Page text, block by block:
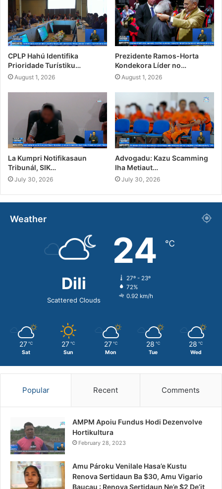
CPLP Hahú Identifika
Prioridade Turístiku…
August 1, 2026
Prezidente Ramos-Horta
Kondekora Líder no…
August 1, 2026
La Kumpri Notifikasaun
Tribunál, SIK…
July 30, 2026
Advogadu: Kazu Scamming
Iha Metiaut…
July 30, 2026
Weather
Dili
Scattered Clouds
24 ℃
27º - 23º
72%
0.92 km/h
27 ℃
Sat
27 ℃
Sun
27 ℃
Mon
28 ℃
Tue
28 ℃
Wed
Popular Recent Comments
AMPM Apoiu Fundus Hodi Dezenvolve
Hortikultura
February 28, 2023
Amu Pároku Venilale Hasa’e Kustu
Renova Sertidaun Ba $30, Amu Vigario
Baucau : Renova Sertidaun Ne’e $2 De’it